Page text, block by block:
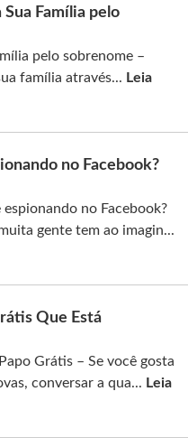
Família pelo
pelo sobrenome –
família através... Leia
no Facebook?
no Facebook?
gente tem ao imagin...
Que Está
Grátis – Se você gosta
conversar a qua... Leia